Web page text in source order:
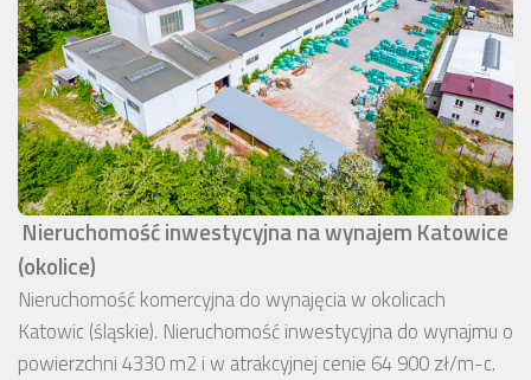
Nieruchomość inwestycyjna na wynajem Katowice
(okolice)
Nieruchomość komercyjna do wynajęcia w okolicach
Katowic (śląskie). Nieruchomość inwestycyjna do wynajmu o
powierzchni 4330 m2 i w atrakcyjnej cenie 64 900 zł/m-c.